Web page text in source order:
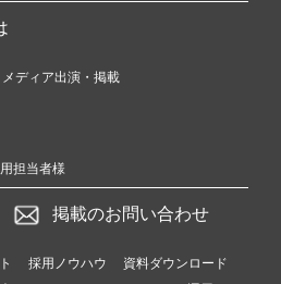
メディア出演・掲載
担当者様
掲載のお問い合わせ
採用ノウハウ
資料ダウンロード